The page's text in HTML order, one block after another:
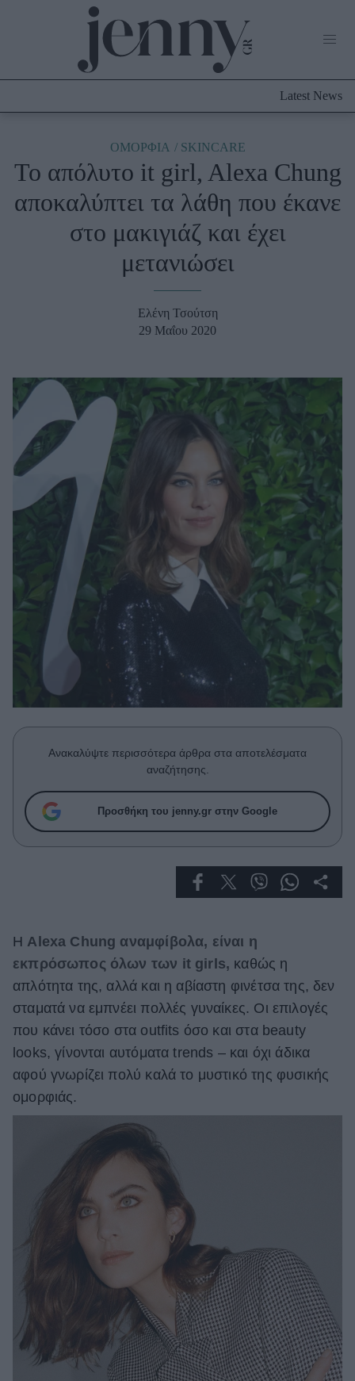
Culture
Fashion
Shopping
Styling Tips
Beauty News
Well being
Ψυχολογία
Υγεία + Διατροφή
Σχέσεις & Σεξ
Woman Power
Parenting
Working Girl
Real Women
Πρόσωπα
Συνεντεύξεις
Ask the Guru
Success Stories
Cooking
Green
Αφιερώματα
ΒΟΞ
Χωρίς Ταμπέλες
Women's Forum
Hautes Grecians
Γάμος
Latest News
ΟΜΟΡΦΙΑ SKINCARE
To απόλυτο it girl, Alexa Chung
αποκαλύπτει τα λάθη που έκανε
στο μακιγιάζ και έχει
μετανιώσει
Ελένη Τσούτση
29 Μαΐου 2020
Ανακαλύψτε περισσότερα άρθρα στα αποτελέσματα
αναζήτησης.
Προσθήκη του jenny.gr στην Google
Η Alexa Chung αναμφίβολα, είναι η
εκπρόσωπος όλων των it girls, καθώς η
απλότητα της, αλλά και η αβίαστη φινέτσα της, δεν
σταματά να εμπνέει πολλές γυναίκες. Οι επιλογές
που κάνει τόσο στα outfits όσο και στα beauty
looks, γίνονται αυτόματα trends – και όχι άδικα
αφού γνωρίζει πολύ καλά το μυστικό της φυσικής
ομορφιάς.